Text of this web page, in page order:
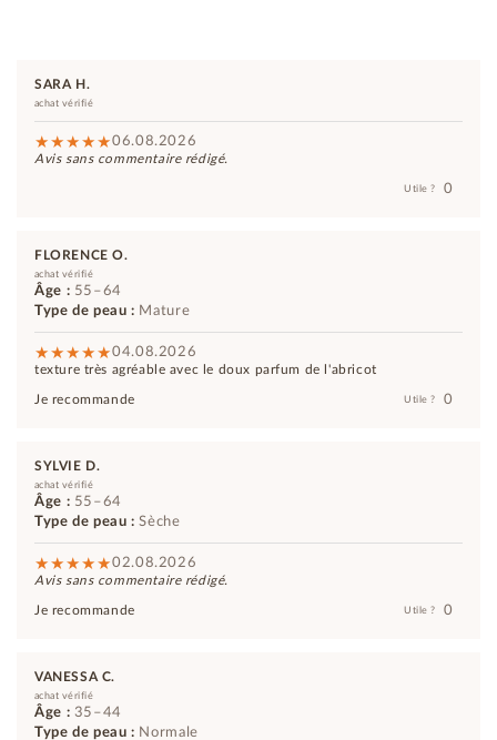
SARA H.
achat vérifié
06.08.2026
Avis sans commentaire rédigé.
Utile ? 0
FLORENCE O.
achat vérifié
Âge : 55–64
Type de peau : Mature
04.08.2026
texture très agréable avec le doux parfum de l'abricot
Je recommande Utile ? 0
SYLVIE D.
achat vérifié
Âge : 55–64
Type de peau : Sèche
02.08.2026
Avis sans commentaire rédigé.
Je recommande Utile ? 0
VANESSA C.
achat vérifié
Âge : 35–44
Type de peau : Normale